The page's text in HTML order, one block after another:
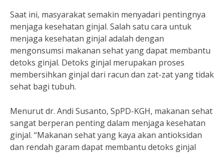
Saat ini, masyarakat semakin menyadari pentingnya
menjaga kesehatan ginjal. Salah satu cara untuk
menjaga kesehatan ginjal adalah dengan
mengonsumsi makanan sehat yang dapat membantu
detoks ginjal. Detoks ginjal merupakan proses
membersihkan ginjal dari racun dan zat-zat yang tidak
sehat bagi tubuh.
Menurut dr. Andi Susanto, SpPD-KGH, makanan sehat
sangat berperan penting dalam menjaga kesehatan
ginjal. “Makanan sehat yang kaya akan antioksidan
dan rendah garam dapat membantu detoks ginjal